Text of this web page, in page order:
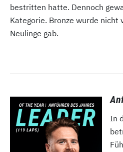
bestritten hatte. Dennoch
Kategorie. Bronze wurde nicht
Neulinge gab.
In